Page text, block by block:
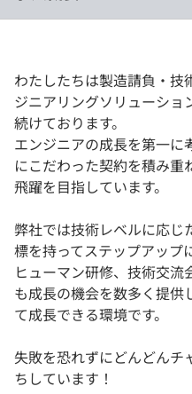
わたしたちは製造請負・技
ジニアリングソリューショ
続けております。
エンジニアの成長を第一
にこだわった契約を積み重
飛躍を目指しています。
弊社では技術レベルに応じ
標を持ってステップアップ
ヒューマン研修、技術交
も成長の機会を数多く提供
て成長できる環境です。
失敗を恐れずにどんどんチ
ちしています！